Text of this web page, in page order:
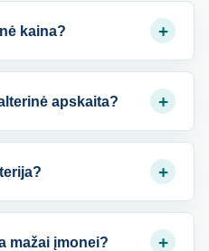
kaina? +
apskaita? +
+
mažai įmonei? +